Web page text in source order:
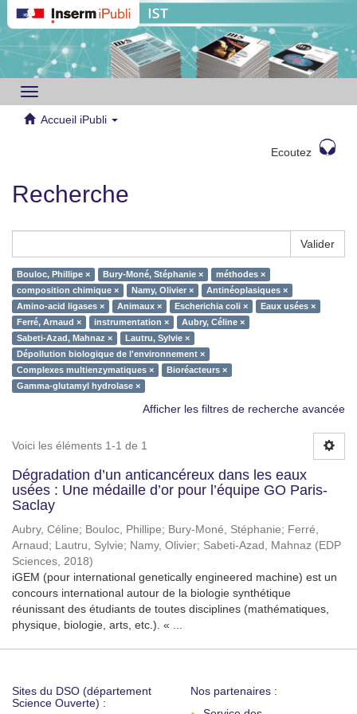
Toggle
navigation
Accueil iPubli
Ecoutez
Recherche
Valider
Bouloc, Phillipe × Bury-Moné, Stéphanie ×
méthodes ×
composition chimique ×
Namy, Olivier ×
Antinéoplasiques ×
Amino-acid ligases ×
Animaux × Escherichia coli ×
Eaux usées ×
Ferré, Arnaud ×
instrumentation ×
Aubry, Céline ×
Sabeti-Azad, Mahnaz ×
Lautru, Sylvie ×
Dépollution biologique de l'environnement ×
Complexes multienzymatiques ×
Bioréacteurs ×
Gamma-glutamyl hydrolase ×
Afficher les filtres de recherche avancée
Voici les éléments 1-1 de 1
Dégradation d’un anticancéreux dans les eaux
usées : Une médaille d’or pour l’équipe GO Paris-
Saclay
Aubry, Céline; Bouloc, Phillipe; Bury-Moné, Stéphanie; Ferré,
Arnaud ; Lautru, Sylvie; Namy, Olivier; Sabeti-Azad, Mahnaz (EDP
Sciences, 2018)
iGEM (pour international genetically engineered machine) est un
concours international autour de la biologie synthétique
réunissant des étudiants de toutes disciplines (mathématiques,
physique, biologie, arts, etc.). « ...
Sites du DSO (département
Science Ouverte) :
Nos partenaires :